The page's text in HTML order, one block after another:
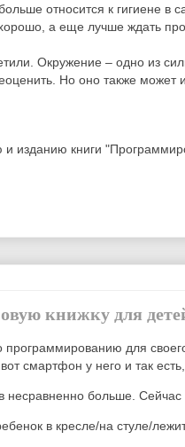
относится к гигиене
а еще лучше ждать
Окружение – одно из
Но оно также может
изданию книги
книжку для
программированию для
смартфон у него и так
больше. Сейчас
в кресле/на стуле/